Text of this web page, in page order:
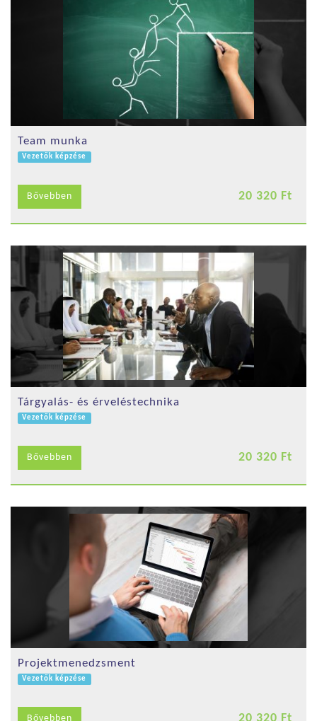
Team munka
Vezetők képzése
20 320 Ft
Bővebben
Tárgyalás- és érveléstechnika
Vezetők képzése
20 320 Ft
Bővebben
Projektmenedzsment
Vezetők képzése
Bővebben